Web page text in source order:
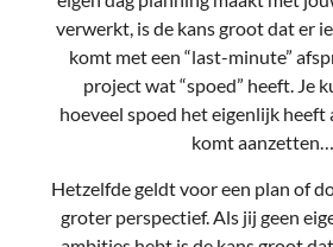
verwerkt, is de kans groot dat er
komt met een “last-minute”
project wat “spoed” heeft. Je
hoeveel spoed het eigenlijk heeft
komt
Hetzelfde geldt voor een plan of
groter perspectief. Als jij geen